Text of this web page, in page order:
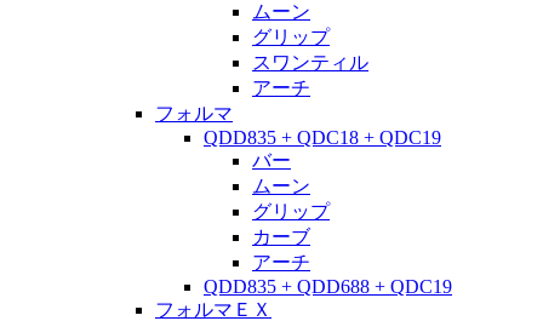
ムーン
グリップ
スワンティル
アーチ
フォルマ
QDD835 + QDC18 + QDC19
バー
ムーン
グリップ
カーブ
アーチ
QDD835 + QDD688 + QDC19
フォルマＥＸ